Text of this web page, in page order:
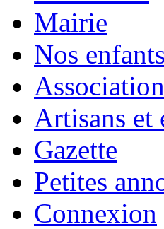
Mairie
Nos enfants
Artisans et
Gazette
Petites
Connexion